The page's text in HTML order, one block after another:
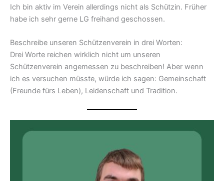
Ich bin aktiv im Verein allerdings nicht als Schützin. Früher
habe ich sehr gerne LG freihand geschossen.
Beschreibe unseren Schützenverein in drei Worten:
Drei Worte reichen wirklich nicht um unseren
Schützenverein angemessen zu beschreiben! Aber wenn
ich es versuchen müsste, würde ich sagen: Gemeinschaft
(Freunde fürs Leben), Leidenschaft und Tradition.